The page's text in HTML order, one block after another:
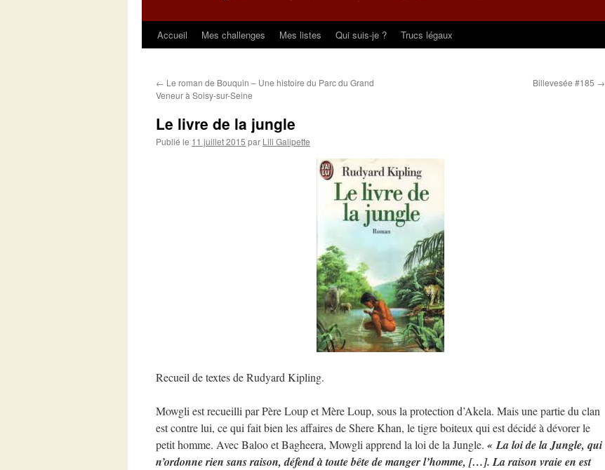
Aller
contenu
Accueil Mes challenges Mes listes Qui suis-je ? Trucs légaux
← Le roman de Bouquin – Une histoire du Parc du Grand
Veneur à Soisy-sur-Seine
Billevesée #185 →
Le livre de la jungle
Publié le 11 juillet 2015 par Lili Galipette
Recueil de textes de Rudyard Kipling.
Mowgli est recueilli par Père Loup et Mère Loup, sous la protection d’Akela. Mais une partie du clan
est contre lui, ce qui fait bien les affaires de Shere Khan, le tigre boiteux qui est décidé à dévorer le
petit homme. Avec Baloo et Bagheera, Mowgli apprend la loi de la Jungle. « La loi de la Jungle, qui
n’ordonne rien sans raison, défend à toute bête de manger l’homme, […]. La raison vraie en est